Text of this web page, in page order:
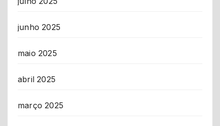
junho 2025
maio 2025
abril 2025
março 2025